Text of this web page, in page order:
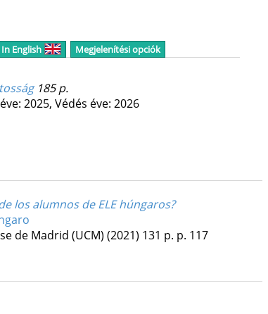
In English Megjelenítési opciók
185 p.
2025, Védés éve: 2026
los alumnos de ELE húngaros?
de Madrid (UCM) (2021) 131 p. p. 117